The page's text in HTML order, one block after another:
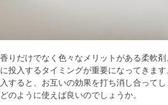
香りだけでなく色々なメリットがある柔軟
に投入するタイミングが重要になってきま
入すると、お互いの効果を打ち消し合って
どのように使えば良いのでしょうか。